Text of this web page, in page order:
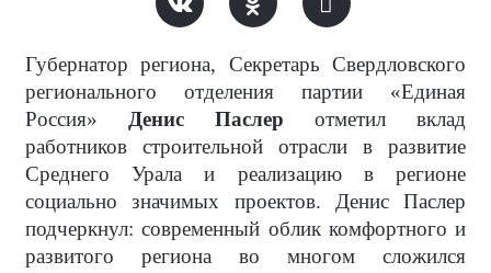
Губернатор региона, Секретарь Свердловского
регионального отделения партии «Единая
Россия» Денис Паслер отметил вклад
работников строительной отрасли в развитие
Среднего Урала и реализацию в регионе
социально значимых проектов. Денис Паслер
подчеркнул: современный облик комфортного и
развитого региона во многом сложился